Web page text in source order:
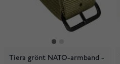
Tiera grönt NATO-armband -